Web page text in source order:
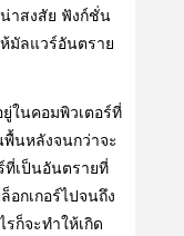
าสงสัย ฟังก์ชั่น
มัลแวร์อันตราย
ในคอมพิวเตอร์ที่
นหลังจนกว่าจะ
เป็นอันตรายที่
กเกอร์ไปจนถึง
ก็จะทําให้เกิด